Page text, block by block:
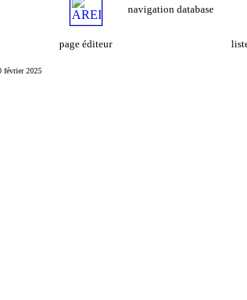
navigation database
page éditeur
2025